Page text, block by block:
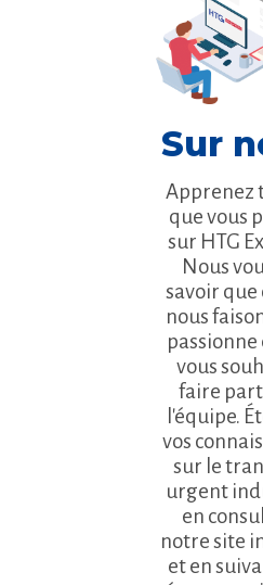
Sur
Apprenez
que vous
sur HTG
Nous
savoir que
nous
passionne
vous
faire
l'équipe.
vos
sur le
urgent
en
notre site
et en